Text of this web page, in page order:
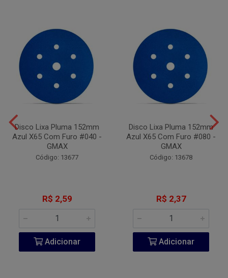
Disco Lixa Pluma 152mm
Azul X65 Com Furo #040 -
GMAX
Código: 13677
R$ 2,59
Adicionar
Disco Lixa Pluma 152mm
Azul X65 Com Furo #080 -
GMAX
Código: 13678
R$ 2,37
Adicionar